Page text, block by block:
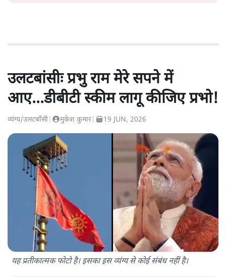
उलटबांसीः प्रभु राम मेरे सपने में
आए...डीबीटी स्कीम लागू कीजिए प्रभो!
व्यंग्य/उलटबाँसी मुकेश कुमार 19 JUN, 2026
यह प्रतीकात्मक फोटो है। इसका इस व्यंग्य से कोई संबंध नहीं है।